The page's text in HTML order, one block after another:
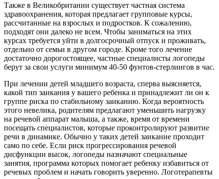
Также в Великобритании существует частная система
здравоохранения, которая предлагает групповые курсы,
рассчитанные на взрослых и подростков. К сожалению,
подходят они далеко не всем. Чтобы заниматься на этих
курсах требуется уйти в долгосрочный отпуск и проживать,
отдельно от семьи в другом городе. Кроме того лечение
достаточно дорогостоящее, частные специалисты логопеды
берут за свои услуги минимум 40-50 фунтов-стерлингов в час.
При лечении детей младшего возраста, сперва выясняется,
какой тип заикания у вашего ребенка и принадлежит ли он к
группе риска по стабильному заиканию. Когда вероятность
этого невелика, родителям предлагают уменьшить нагрузку
на речевой аппарат малыша, а также, время от времени
посещать специалистов, которые проконтролируют развитие
речи в динамике. Обычно у таких детей заикание проходит
само по себе. Если риск прогрессирования речевой
дисфункции высок, логопеды назначают специальные
занятия, программа которых помогает ребенку избавиться от
речевых проблем и начать говорить уверенно. Логотерапевты